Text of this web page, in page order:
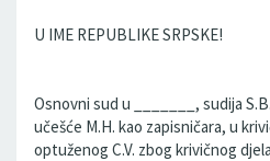
U IME REPUBLIKE SRPSKE!
Osnovni sud u _______, sudija
učešće M.H. kao zapisničara, u
optuženog C.V. zbog krivičnog